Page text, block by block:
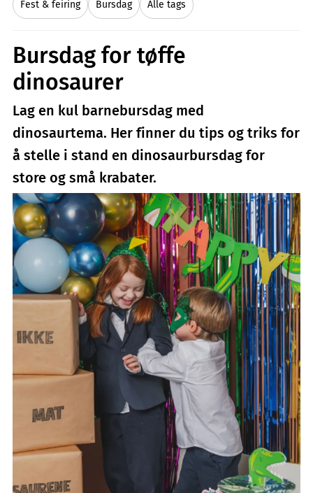
Fest & feiring Bursdag Alle tags
Bursdag for tøffe
dinosaurer
Lag en kul barnebursdag med
dinosaurtema. Her finner du tips og triks for
å stelle i stand en dinosaurbursdag for
store og små krabater.